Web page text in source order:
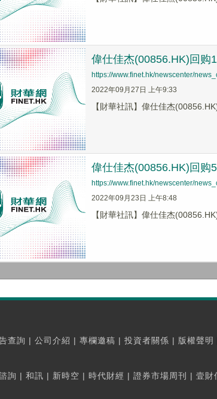
偉仕佳杰(00856.HK)回购
https://www.finet.hk/newscenter/
2022年09月27日 上午9:33
【財華社訊】偉仕佳杰
偉仕佳杰(00856.HK)回购
https://www.finet.hk/newscenter/
2022年09月23日 上午8:48
【財華社訊】偉仕佳杰
查詢 | 公司介紹 | 專欄邀稿 | 投資者關係 | 版權聲明
詢 | 和訊 | 新時空 | 時代財經 | 證券市場周刊 | 壹財